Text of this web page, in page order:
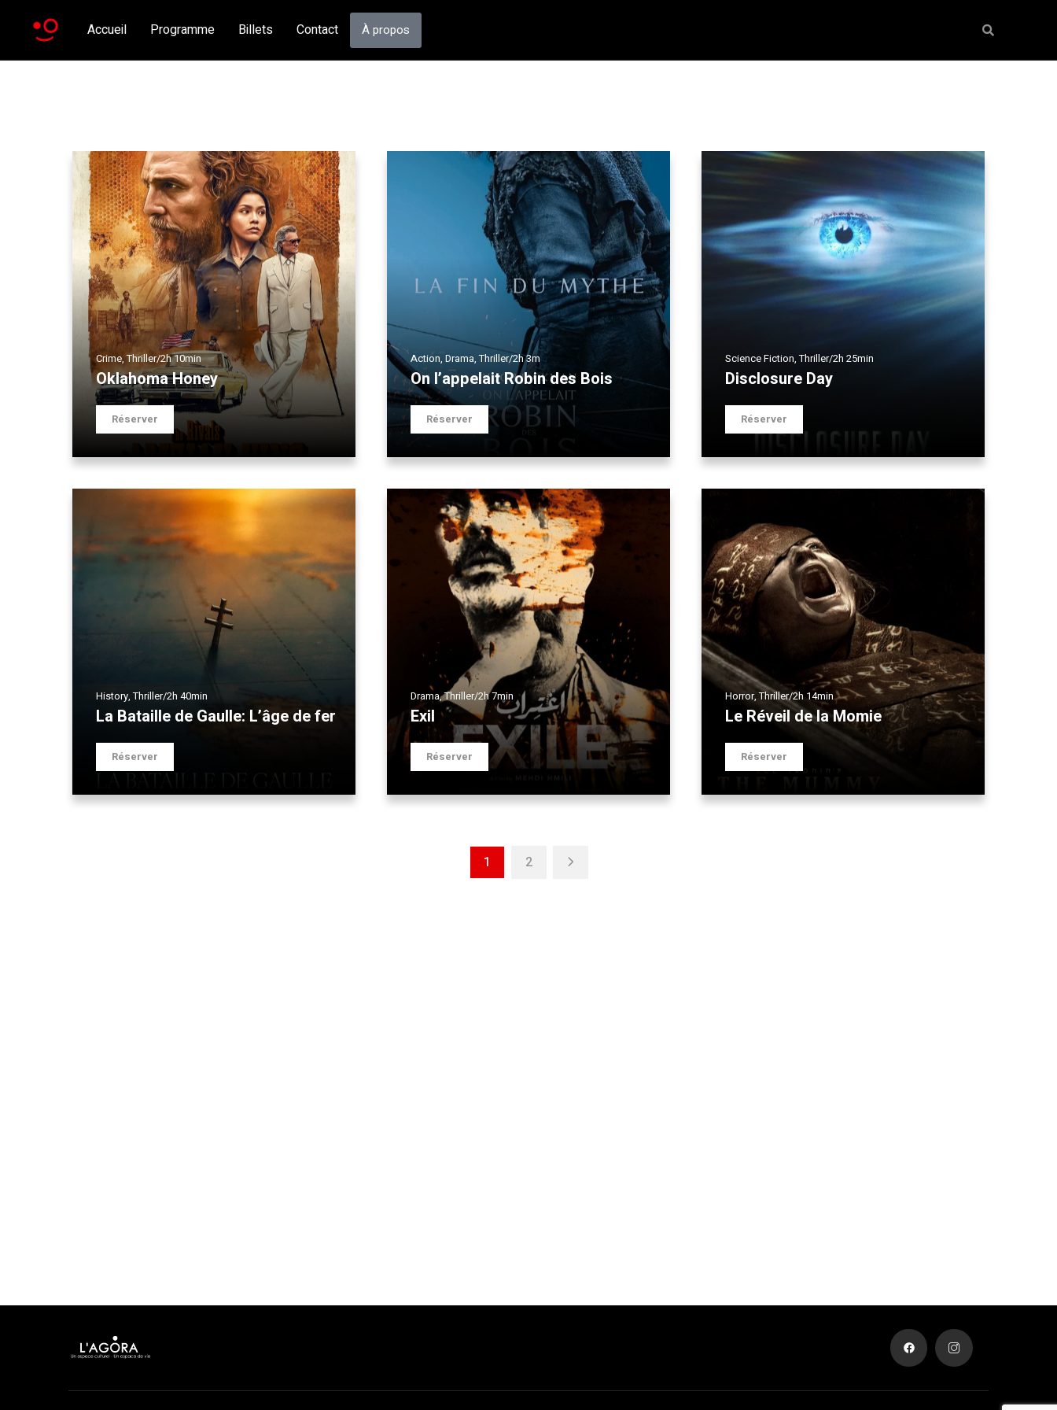
Accueil Programme Billets Contact À propos
Crime,Thriller/2h 10min
Oklahoma Honey
Réserver
Action, Drama,Thriller/2h 3m
On l’appelait Robin des Bois
Réserver
Science Fiction,Thriller/2h 25min
Disclosure Day
Réserver
History,Thriller/2h 40min
La Bataille de Gaulle: L’âge de fer
Réserver
Drama,Thriller/2h 7min
Exil
Réserver
Horror,Thriller/2h 14min
Le Réveil de la Momie
Réserver
1 2